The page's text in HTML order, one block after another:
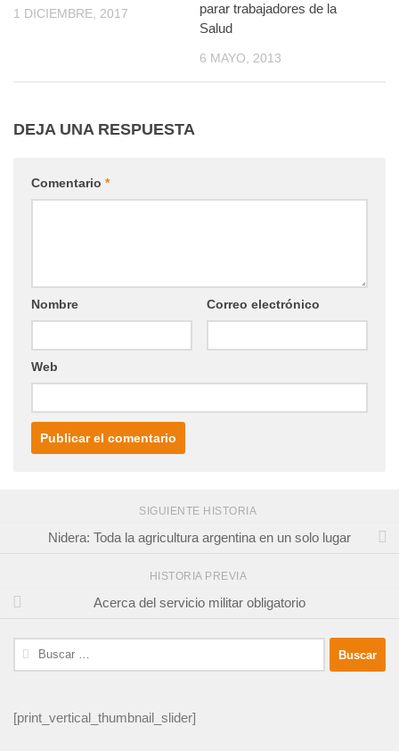
1 DICIEMBRE, 2017
parar trabajadores de la
Salud
6 MAYO, 2013
DEJA UNA RESPUESTA
Comentario *
Nombre Correo electrónico
Web
SIGUIENTE HISTORIA
Nidera: Toda la agricultura argentina en un solo lugar
HISTORIA PREVIA
Acerca del servicio militar obligatorio
Buscar:
[print_vertical_thumbnail_slider]